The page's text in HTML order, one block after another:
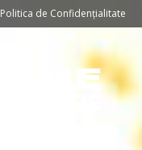
Politica de Confidențialitate